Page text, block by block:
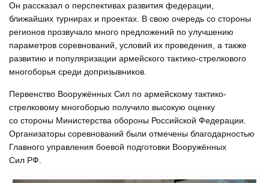
Он рассказал о перспективах развития федерации,
ближайших турнирах и проектах. В свою очередь со стороны
регионов прозвучало много предложений по улучшению
параметров соревнований, условий их проведения, а также
развитию и популяризации армейского тактико-стрелкового
многоборья среди допризывников.
Первенство Вооружённых Сил по армейскому тактико-
стрелковому многоборью получило высокую оценку
со стороны Министерства обороны Российской Федерации.
Организаторы соревнований были отмечены благодарностью
Главного управления боевой подготовки Вооружённых
Сил РФ.